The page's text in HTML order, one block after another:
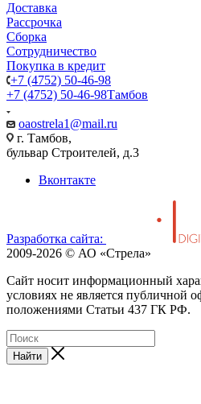
Доставка
Рассрочка
Сборка
Сотрудничество
Покупка в кредит
+7 (4752) 50-46-98
+7 (4752) 50-46-98Тамбов
oaostrela1@mail.ru
г. Тамбов,
бульвар Строителей, д.3
Вконтакте
Разработка сайта:
2009-2026 © АО «Стрела»
Cайт носит информационный
условиях не является публичной
положениями Статьи 437 ГК РФ.
Найти